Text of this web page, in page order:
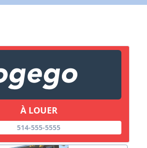
À LOUER
514-555-5555
(sera inclus dans courriel)
X Fermer